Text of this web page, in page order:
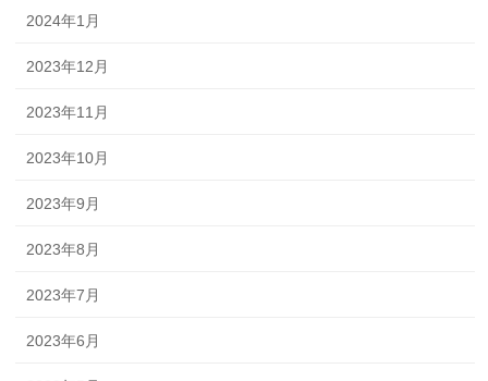
2024年1月
2023年12月
2023年11月
2023年10月
2023年9月
2023年8月
2023年7月
2023年6月